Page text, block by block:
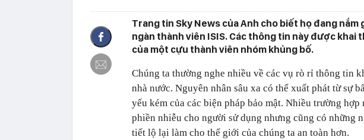
Trang tin Sky News của Anh cho biết họ đang
ngàn thành viên ISIS. Các thông tin này được khai
của một cựu thành viên nhóm khủng bố.
Chúng ta thường nghe nhiều về các vụ rò rỉ thông tin
nhà nước. Nguyên nhân sâu xa có thể xuất phát từ sự
yếu kém của các biện pháp bảo mật. Nhiều trường
phiền nhiễu cho người sử dụng nhưng cũng có những
tiết lộ lại làm cho thế giới của chúng ta an toàn hơn.